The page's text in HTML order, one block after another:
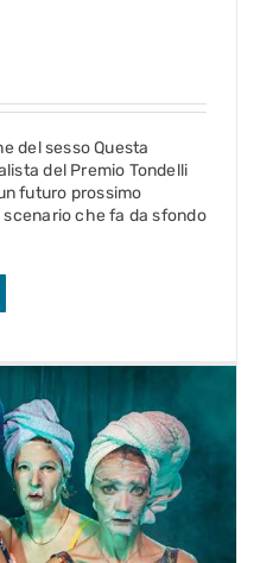
del sesso Questa
del Premio Tondelli
futuro prossimo
che fa da sfondo
Alone
2026